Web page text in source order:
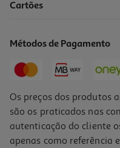
Cartões
Métodos de Pagamento
Os preços dos produtos
são os praticados nas
autenticação do cliente
apenas como referência